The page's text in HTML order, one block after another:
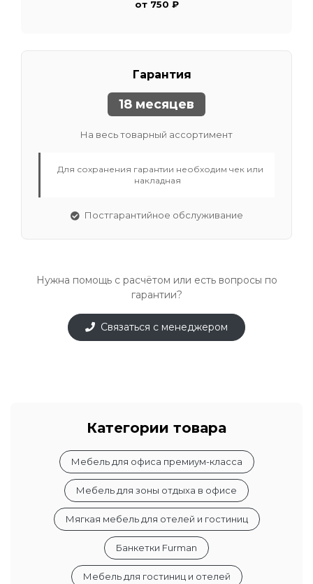
от 750 ₽
Гарантия
18 месяцев
На весь товарный ассортимент
Для сохранения гарантии необходим чек или
накладная
Постгарантийное обслуживание
Нужна помощь с расчётом или есть вопросы по
гарантии?
Связаться с менеджером
Категории товара
Мебель для офиса премиум-класса
Мебель для зоны отдыха в офисе
Мягкая мебель для отелей и гостиниц
Банкетки Furman
Мебель для гостиниц и отелей